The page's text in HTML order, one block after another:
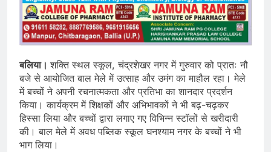
बलिया।शक्ति स्थल स्कूल, चंद्रशेखर नगर में गुरुवार को प्रातः नौ
बजे से आयोजित बाल मेले में उत्साह और उमंग का माहौल रहा। मेले
में बच्चों ने अपनी रचनात्मकता और प्रतिभा का शानदार प्रदर्शन
किया। कार्यक्रम में शिक्षकों और अभिभावकों ने भी बढ़-चढ़कर
हिस्सा लिया और बच्चों द्वारा लगाए गए विभिन्न स्टॉलों से खरीदारी
की। बाल मेले में अवध पब्लिक स्कूल घनश्याम नगर के बच्चों ने भी
भाग लिया।